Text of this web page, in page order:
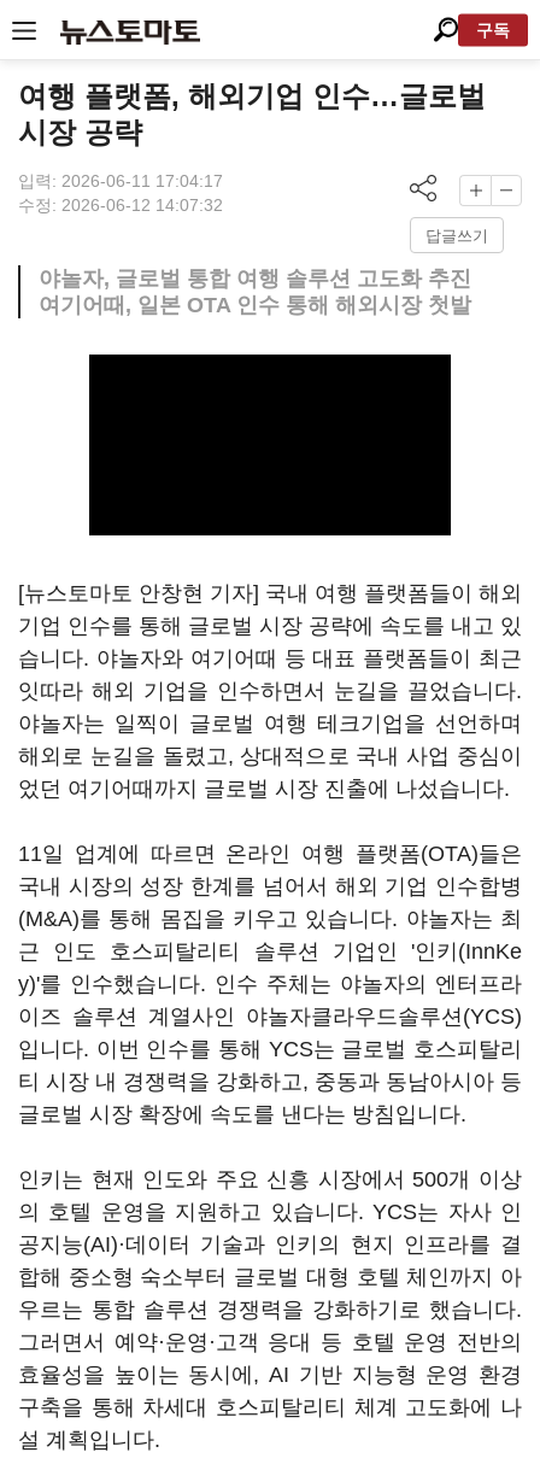
구독
여행 플랫폼, 해외기업 인수…글로벌
시장 공략
입력: 2026-06-11 17:04:17
수정: 2026-06-12 14:07:32
답글쓰기
야놀자, 글로벌 통합 여행 솔루션 고도화 추진
여기어때, 일본 OTA 인수 통해 해외시장 첫발
[뉴스토마토 안창현 기자] 국내 여행 플랫폼들이 해외
기업 인수를 통해 글로벌 시장 공략에 속도를 내고 있
습니다. 야놀자와 여기어때 등 대표 플랫폼들이 최근
잇따라 해외 기업을 인수하면서 눈길을 끌었습니다.
야놀자는 일찍이 글로벌 여행 테크기업을 선언하며
해외로 눈길을 돌렸고, 상대적으로 국내 사업 중심이
었던 여기어때까지 글로벌 시장 진출에 나섰습니다.
11일 업계에 따르면 온라인 여행 플랫폼(OTA)들은
국내 시장의 성장 한계를 넘어서 해외 기업 인수합병
(M&A)를 통해 몸집을 키우고 있습니다. 야놀자는 최
근 인도 호스피탈리티 솔루션 기업인 '인키(InnKe
y)'를 인수했습니다. 인수 주체는 야놀자의 엔터프라
이즈 솔루션 계열사인 야놀자클라우드솔루션(YCS)
입니다. 이번 인수를 통해 YCS는 글로벌 호스피탈리
티 시장 내 경쟁력을 강화하고, 중동과 동남아시아 등
글로벌 시장 확장에 속도를 낸다는 방침입니다.
인키는 현재 인도와 주요 신흥 시장에서 500개 이상
의 호텔 운영을 지원하고 있습니다. YCS는 자사 인
공지능(AI)·데이터 기술과 인키의 현지 인프라를 결
합해 중소형 숙소부터 글로벌 대형 호텔 체인까지 아
우르는 통합 솔루션 경쟁력을 강화하기로 했습니다.
그러면서 예약·운영·고객 응대 등 호텔 운영 전반의
효율성을 높이는 동시에, AI 기반 지능형 운영 환경
구축을 통해 차세대 호스피탈리티 체계 고도화에 나
설 계획입니다.